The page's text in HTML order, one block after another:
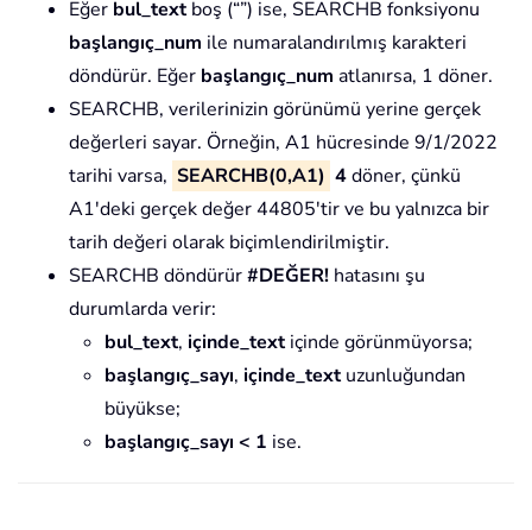
Eğer bul_textboş (“”) ise, SEARCHB fonksiyonu
başlangıç_num ile numaralandırılmış karakteri
döndürür. Eğer başlangıç_num atlanırsa, 1 döner.
SEARCHB, verilerinizin görünümü yerine gerçek
değerleri sayar. Örneğin, A1 hücresinde 9/1/2022
tarihi varsa, SEARCHB(0,A1) 4döner, çünkü
A1'deki gerçek değer 44805'tir ve bu yalnızca bir
tarih değeri olarak biçimlendirilmiştir.
SEARCHB döndürür#DEĞER! hatasını şu
durumlarda verir:
bul_text, içinde_textiçinde görünmüyorsa;
başlangıç_sayı, içinde_textuzunluğundan
büyükse;
başlangıç_sayı < 1 ise.